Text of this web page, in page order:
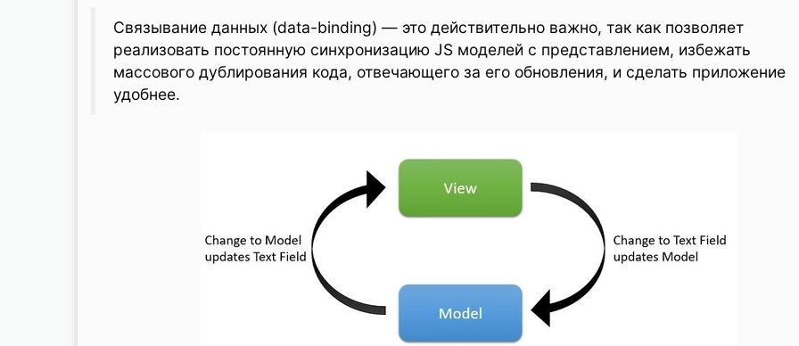
Cвязывание данных (data-binding) — это действительно важно, так как позволяет
реализовать постоянную синхронизацию JS моделей с представлением, избежать
массового дублирования кода, отвечающего за его обновления, и сделать приложение
удобнее.